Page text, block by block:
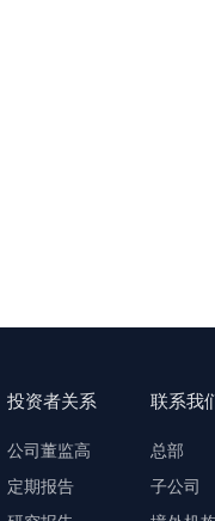
投资者关系
公司董监高
定期报告
联系我
总部
子公司